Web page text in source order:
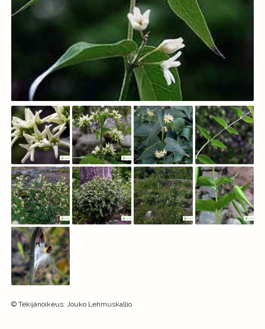
© Tekijänoikeus: Jouko Lehmuskallio